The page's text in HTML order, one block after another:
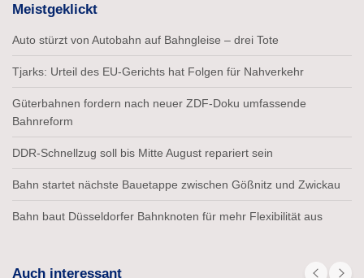
Meistgeklickt
Auto stürzt von Autobahn auf Bahngleise – drei Tote
Tjarks: Urteil des EU-Gerichts hat Folgen für Nahverkehr
Güterbahnen fordern nach neuer ZDF-Doku umfassende
Bahnreform
DDR-Schnellzug soll bis Mitte August repariert sein
Bahn startet nächste Bauetappe zwischen Gößnitz und Zwickau
Bahn baut Düsseldorfer Bahnknoten für mehr Flexibilität aus
Auch interessant